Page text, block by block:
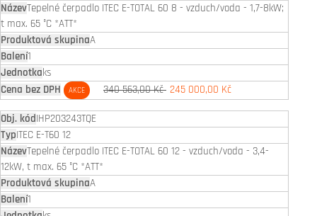
Tepelné čerpadlo ITEC E-TOTAL 60 8 - vzduch/voda - 1,7-8kW;
t max. 65 °C *ATT*
A
1
ks
AKCE 340 563,00 Kč 245 000,00 Kč
IHP203243TQE
ITEC E-T60 12
Tepelné čerpadlo ITEC E-TOTAL 60 12 - vzduch/voda - 3,4-
12kW, t max. 65 °C *ATT*
A
1